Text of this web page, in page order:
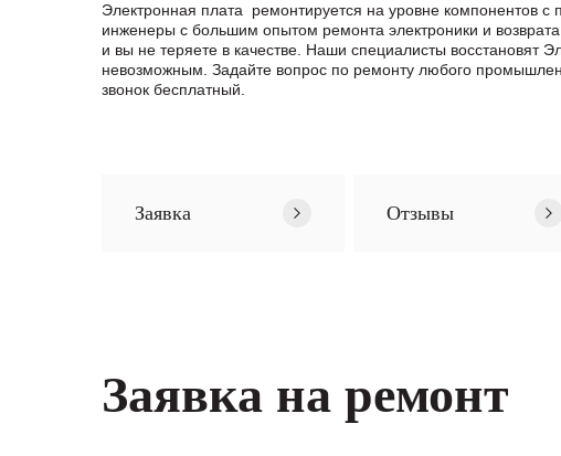
Электронная плата ремонтируется на уровне компонентов
инженеры с большим опытом ремонта электроники и
и вы не теряете в качестве. Наши специалисты восстановят
невозможным. Задайте вопрос по ремонту любого
звонок бесплатный.
Заявка Отзывы
Заявка на ремонт